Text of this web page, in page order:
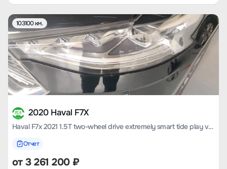
103100 км.
2020 Haval F7X
Haval F7x 2021 1.5T two-wheel drive extremely smart tide play version
Отчет
от3 261 200₽